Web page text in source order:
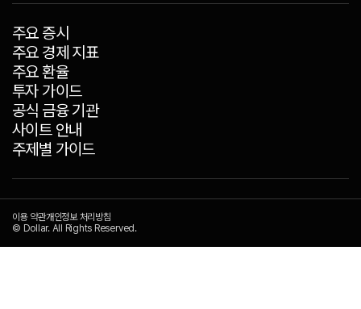
주요 증시
주요 경제 지표
주요 환율
투자 가이드
공식 금융 기관
사이트 안내
주제별 가이드
이용 약관개인정보 처리방침
© Dollar. All Rights Reserved.